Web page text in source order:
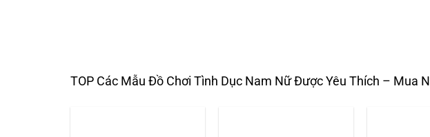
TOP Các Mẫu Đồ Chơi Tình Dục Nam Nữ Được Yêu Thích – Mua